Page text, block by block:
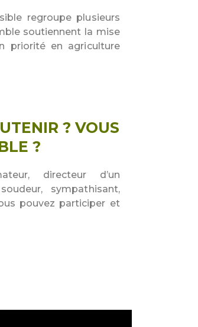
regroupe plusieurs
soutiennent la mise
priorité en agriculture
? VOUS
?
directeur d’un
sympathisant,
pouvez participer et